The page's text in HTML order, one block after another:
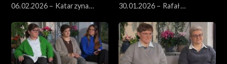
06.02.2026 – Katarzyna
30.01.2026 – Rafał